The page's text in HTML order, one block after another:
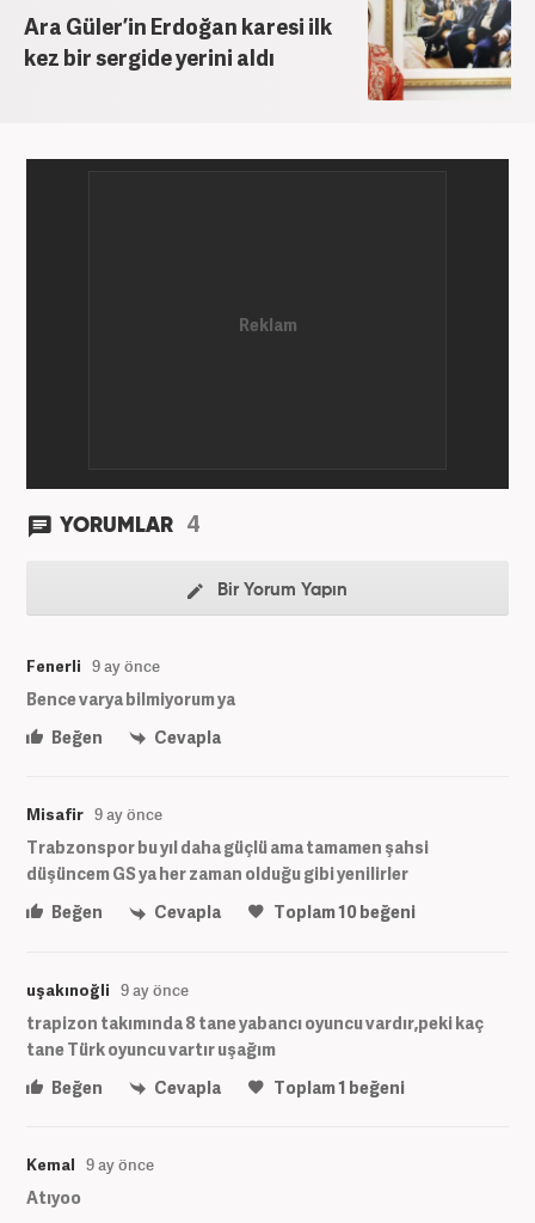
Ara Güler’in Erdoğan karesi ilk
kez bir sergide yerini aldı
YORUMLAR 4
Bir Yorum Yapın
Fenerli 9 ay önce
Bence varya bilmiyorum ya
Beğen
Cevapla
Misafir 9 ay önce
Trabzonspor bu yıl daha güçlü ama tamamen şahsi
düşüncem GS ya her zaman olduğu gibi yenilirler
Beğen
Cevapla Toplam10beğeni
uşakınoğli 9 ay önce
trapizon takımında 8 tane yabancı oyuncu vardır,peki kaç
tane Türk oyuncu vartır uşağım
Beğen
Cevapla Toplam1 beğeni
Kemal 9 ay önce
Atıyoo